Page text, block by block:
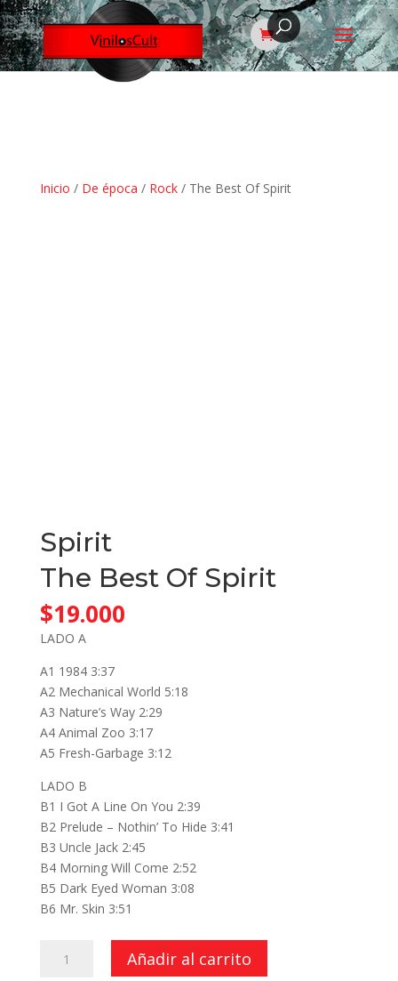
Inicio / De época / Rock/ The Best Of Spirit
Spirit
The Best Of Spirit
$19.000
LADO A
A1 1984 3:37
A2 Mechanical World 5:18
A3 Nature’s Way 2:29
A4 Animal Zoo 3:17
A5 Fresh-Garbage 3:12
LADO B
B1 I Got A Line On You 2:39
B2 Prelude – Nothin’ To Hide 3:41
B3 Uncle Jack 2:45
B4 Morning Will Come 2:52
B5 Dark Eyed Woman 3:08
B6 Mr. Skin 3:51
Añadir al carrito